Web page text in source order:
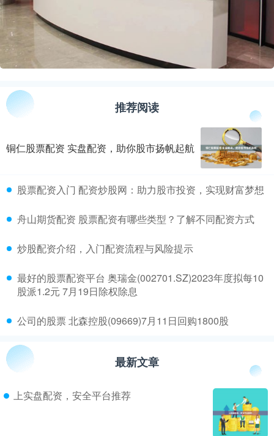
推荐阅读
铜仁股票配资 实盘配资，助你股市扬帆起航
​股票配资入门 配资炒股网：助力股市投资，实现财富梦想
​舟山期货配资 股票配资有哪些类型？了解不同配资方式
​炒股配资介绍，入门配资流程与风险提示
​最好的股票配资平台 奥瑞金(002701.SZ)2023年度拟每10
股派1.2元 7月19日除权除息
​公司的股票 北森控股(09669)7月11日回购1800股
最新文章
上实盘配资，安全平台推荐